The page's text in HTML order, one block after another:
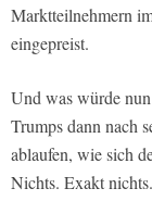
Marktteilnehmern
eingepreist.
Und was würde
Trumps dann nach
ablaufen, wie sich
Nichts. Exakt